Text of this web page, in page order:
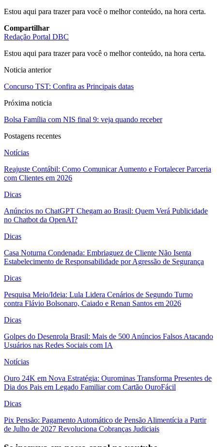
Estou aqui para trazer para você o melhor conteúdo, na hora certa.
Compartilhar
Redação Portal DBC
Estou aqui para trazer para você o melhor conteúdo, na hora certa.
Noticia anterior
Concurso TST: Confira as Principais datas
Próxima noticia
Bolsa Família com NIS final 9: veja quando receber
Postagens recentes
Notícias
Reajuste Contábil: Como Comunicar Aumento e Fortalecer Parceria
com Clientes em 2026
Dicas
Anúncios no ChatGPT Chegam ao Brasil: Quem Verá Publicidade
no Chatbot da OpenAI?
Dicas
Casa Noturna Condenada: Embriaguez de Cliente Não Isenta
Estabelecimento de Responsabilidade por Agressão de Segurança
Dicas
Pesquisa Meio/Ideia: Lula Lidera Cenários de Segundo Turno
contra Flávio Bolsonaro, Caiado e Renan Santos em 2026
Dicas
Golpes do Desenrola Brasil: Mais de 500 Anúncios Falsos Atacando
Usuários nas Redes Sociais com IA
Notícias
Ouro 24K em Nova Estratégia: Ourominas Transforma Presentes de
Dia dos Pais em Legado Familiar com Cartão OuroFácil
Dicas
Pix Pensão: Pagamento Automático de Pensão Alimentícia a Partir
de Julho de 2027 Revoluciona Cobranças Judiciais